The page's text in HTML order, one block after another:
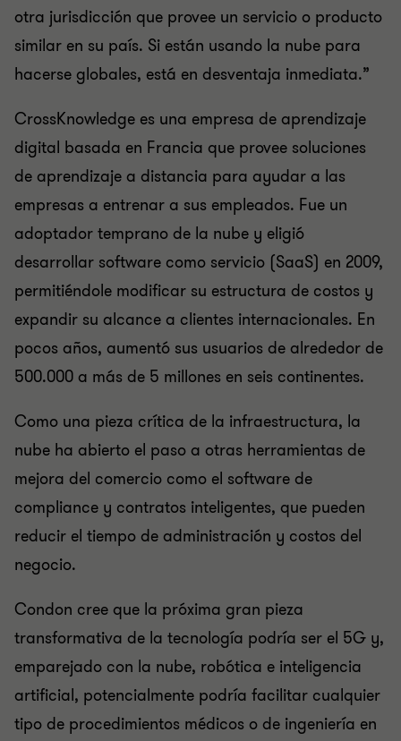
otra jurisdicción que provee un servicio o producto
similar en su país. Si están usando la nube para
hacerse globales, está en desventaja inmediata.”
CrossKnowledge es una empresa de aprendizaje
digital basada en Francia que provee soluciones
de aprendizaje a distancia para ayudar a las
empresas a entrenar a sus empleados. Fue un
adoptador temprano de la nube y eligió
desarrollar software como servicio (SaaS) en 2009,
permitiéndole modificar su estructura de costos y
expandir su alcance a clientes internacionales. En
pocos años, aumentó sus usuarios de alrededor de
500.000 a más de 5 millones en seis continentes.
Como una pieza crítica de la infraestructura, la
nube ha abierto el paso a otras herramientas de
mejora del comercio como el software de
compliance y contratos inteligentes, que pueden
reducir el tiempo de administración y costos del
negocio.
Condon cree que la próxima gran pieza
transformativa de la tecnología podría ser el 5G y,
emparejado con la nube, robótica e inteligencia
artificial, potencialmente podría facilitar cualquier
tipo de procedimientos médicos o de ingeniería en